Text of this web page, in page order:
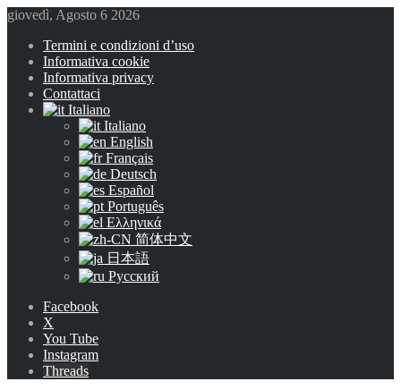
giovedì, Agosto 6 2026
Termini e condizioni d’uso
Informativa cookie
Informativa privacy
Contattaci
Italiano
Italiano
English
Français
Deutsch
Español
Português
Ελληνικά
简体中文
日本語
Русский
Facebook
X
You Tube
Instagram
Threads